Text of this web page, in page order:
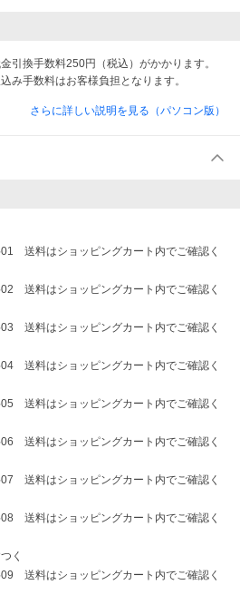
引換手数料250円（税込）がかかります。
み手数料はお客様負担となります。
さらに詳しい説明を見る（パソコン版）
　送料はショッピングカート内でご確認く
　送料はショッピングカート内でご確認く
　送料はショッピングカート内でご確認く
　送料はショッピングカート内でご確認く
　送料はショッピングカート内でご確認く
　送料はショッピングカート内でご確認く
　送料はショッピングカート内でご確認く
　送料はショッピングカート内でご確認く
く
　送料はショッピングカート内でご確認く